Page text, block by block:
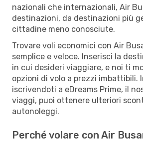
nazionali che internazionali, Air
destinazioni, da destinazioni più
cittadine meno conosciute.
Trovare voli economici con Air
semplice e veloce. Inserisci la
in cui desideri viaggiare, e noi ti
opzioni di volo a prezzi imbattibili.
iscrivendoti a eDreams Prime, il
viaggi, puoi ottenere ulteriori
autonoleggi.
Perché volare con Air